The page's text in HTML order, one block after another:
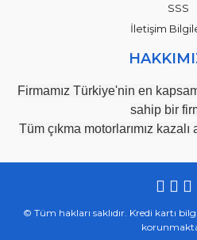
SSS
İletişim
Firmamız Türkiye'nin en
sahip bir
Tüm çıkma motorlarımız
© Tüm hakları saklıdır. Kredi kartı